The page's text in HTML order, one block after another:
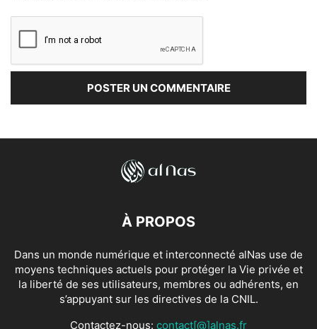
À PROPOS
Dans un monde numérique et interconnecté alNas use de
moyens techniques actuels pour protéger la Vie privée et
la liberté de ses utilisateurs, membres ou adhérents, en
s’appuyant sur les directives de la CNIL.
Contactez-nous: contact[@]alnas.fr